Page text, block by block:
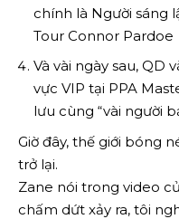
chính là Người sáng
Tour Connor Pardoe
Và vài ngày sau, QD
vực VIP tại PPA
lưu cùng “vài người
Giờ đây, thế giới bóng
trở lại.
Zane nói trong video
chấm dứt xảy ra, tôi